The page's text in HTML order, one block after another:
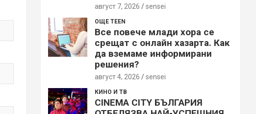
август 7, 2026 sensei
ОЩЕ TEEN
Все повече млади хора се
срещат с онлайн хазарта. Как
да вземаме информирани
решения?
август 4, 2026 sensei
КИНО И ТВ
CINEMA CITY БЪЛГАРИЯ